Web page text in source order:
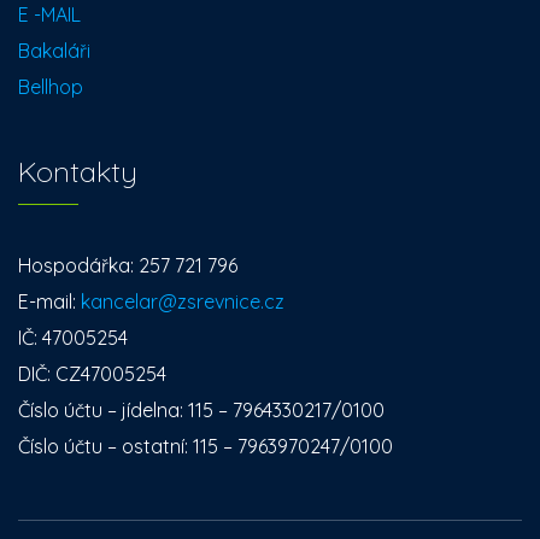
E -MAIL
Bakaláři
Bellhop
Kontakty
Hospodářka: 257 721 796
E-mail: kancelar@zsrevnice.cz
IČ: 47005254
DIČ: CZ47005254
Číslo účtu – jídelna: 115 – 7964330217/0100
Číslo účtu – ostatní: 115 – 7963970247/0100